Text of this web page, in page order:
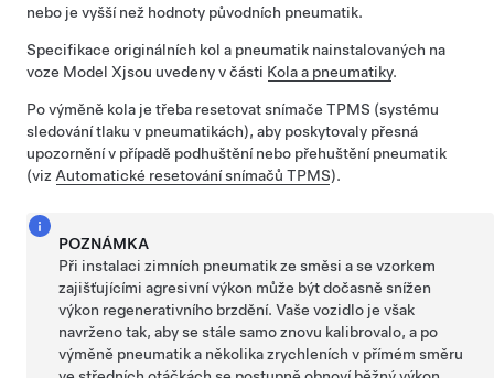
nebo je vyšší než hodnoty původních pneumatik.
Specifikace originálních kol a pneumatik nainstalovaných na
voze Model Xjsou uvedeny v části Kola a pneumatiky.
Po výměně kola je třeba resetovat snímače TPMS (systému
sledování tlaku v pneumatikách), aby poskytovaly přesná
upozornění v případě podhuštěnínebo přehuštěnípneumatik
(viz Automatické resetování snímačů TPMS).
POZNÁMKA
Při instalaci zimních pneumatik ze směsi a se vzorkem
zajišťujícími agresivní výkon může být dočasně snížen
výkon regenerativního brzdění. Vaše vozidlo je však
navrženo tak, aby se stále samo znovu kalibrovalo, a po
výměně pneumatik a několika zrychleních v přímém směru